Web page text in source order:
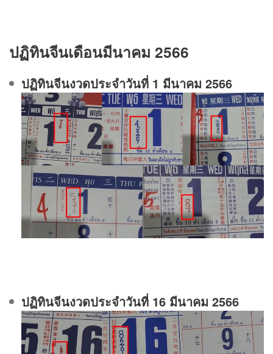
ปฏิทินจีนเดือนมีนาคม 2566
ปฏิทินจีนงวดประจําวันที่ 1 มีนาคม 2566
ปฏิทินจีนงวดประจําวันที่ 16 มีนาคม 2566